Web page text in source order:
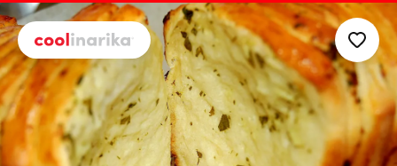
Preskoči na glavni sadržaj